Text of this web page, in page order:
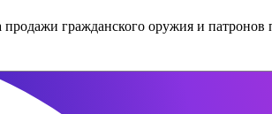
гражданского оружия и патронов